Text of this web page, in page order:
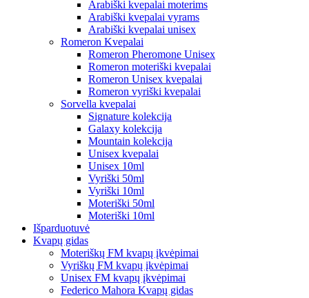
Arabiški kvepalai moterims
Arabiški kvepalai vyrams
Arabiški kvepalai unisex
Romeron Kvepalai
Romeron Pheromone Unisex
Romeron moteriški kvepalai
Romeron Unisex kvepalai
Romeron vyriški kvepalai
Sorvella kvepalai
Signature kolekcija
Galaxy kolekcija
Mountain kolekcija
Unisex kvepalai
Unisex 10ml
Vyriški 50ml
Vyriški 10ml
Moteriški 50ml
Moteriški 10ml
Išparduotuvė
Kvapų gidas
Moteriškų FM kvapų įkvėpimai
Vyriškų FM kvapų įkvėpimai
Unisex FM kvapų įkvėpimai
Federico Mahora Kvapų gidas